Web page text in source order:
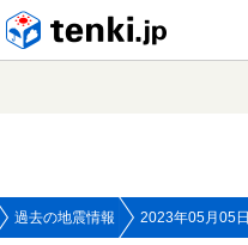
過去の地震情報 2023年05月05日